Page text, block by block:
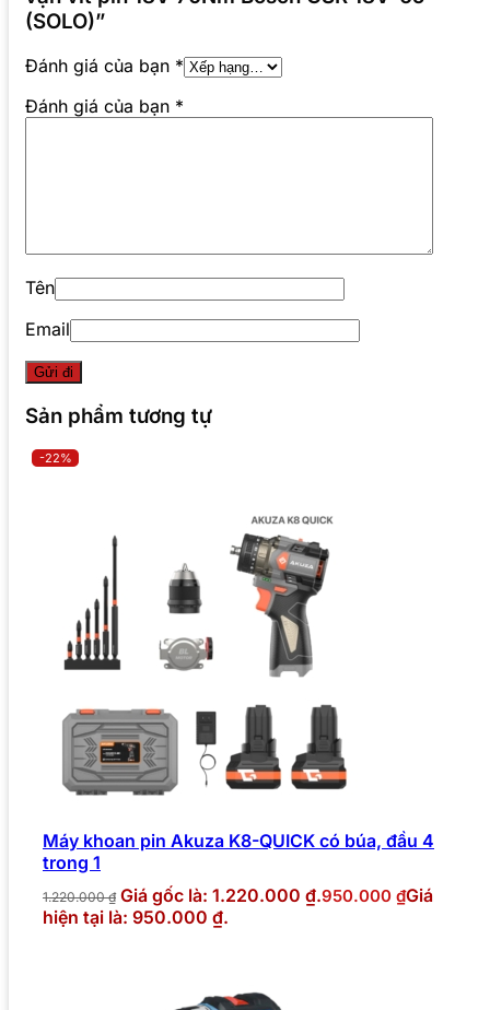
(SOLO)”
Đánh giá của bạn *
Đánh giá của bạn *
Tên
Email
Sản phẩm tương tự
-22%
Máy khoan pin Akuza K8-QUICK có búa, đầu 4
trong 1
1.220.000₫ Giá gốc là: 1.220.000 ₫.950.000 ₫Giá
hiện tại là: 950.000 ₫.